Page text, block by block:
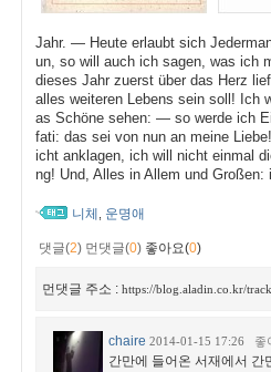
Jahr. — Heute erlaubt sich
un, so will auch ich sagen, was ich
dieses Jahr zuerst über das Herz
alles weiteren Lebens sein soll! Ich
as Schöne sehen: — so werde ich
fati: das sei von nun an meine
icht anklagen, ich will nicht einmal
ng! Und, Alles in Allem und
니체 , 운명애
댓글(2) 먼댓글(0) 좋아요(0)
먼댓글 주소 : https://blog.aladin.co.kr/
chaire 2014-01-15 17:26 좋
간만에 들어온 서재에서 간